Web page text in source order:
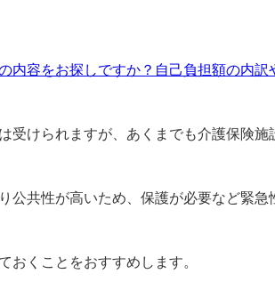
容をお探しですか？自己負担額の内
けられますが、あくまでも介護保険
共性が高いため、保護が必要など緊
おくことをおすすめします。